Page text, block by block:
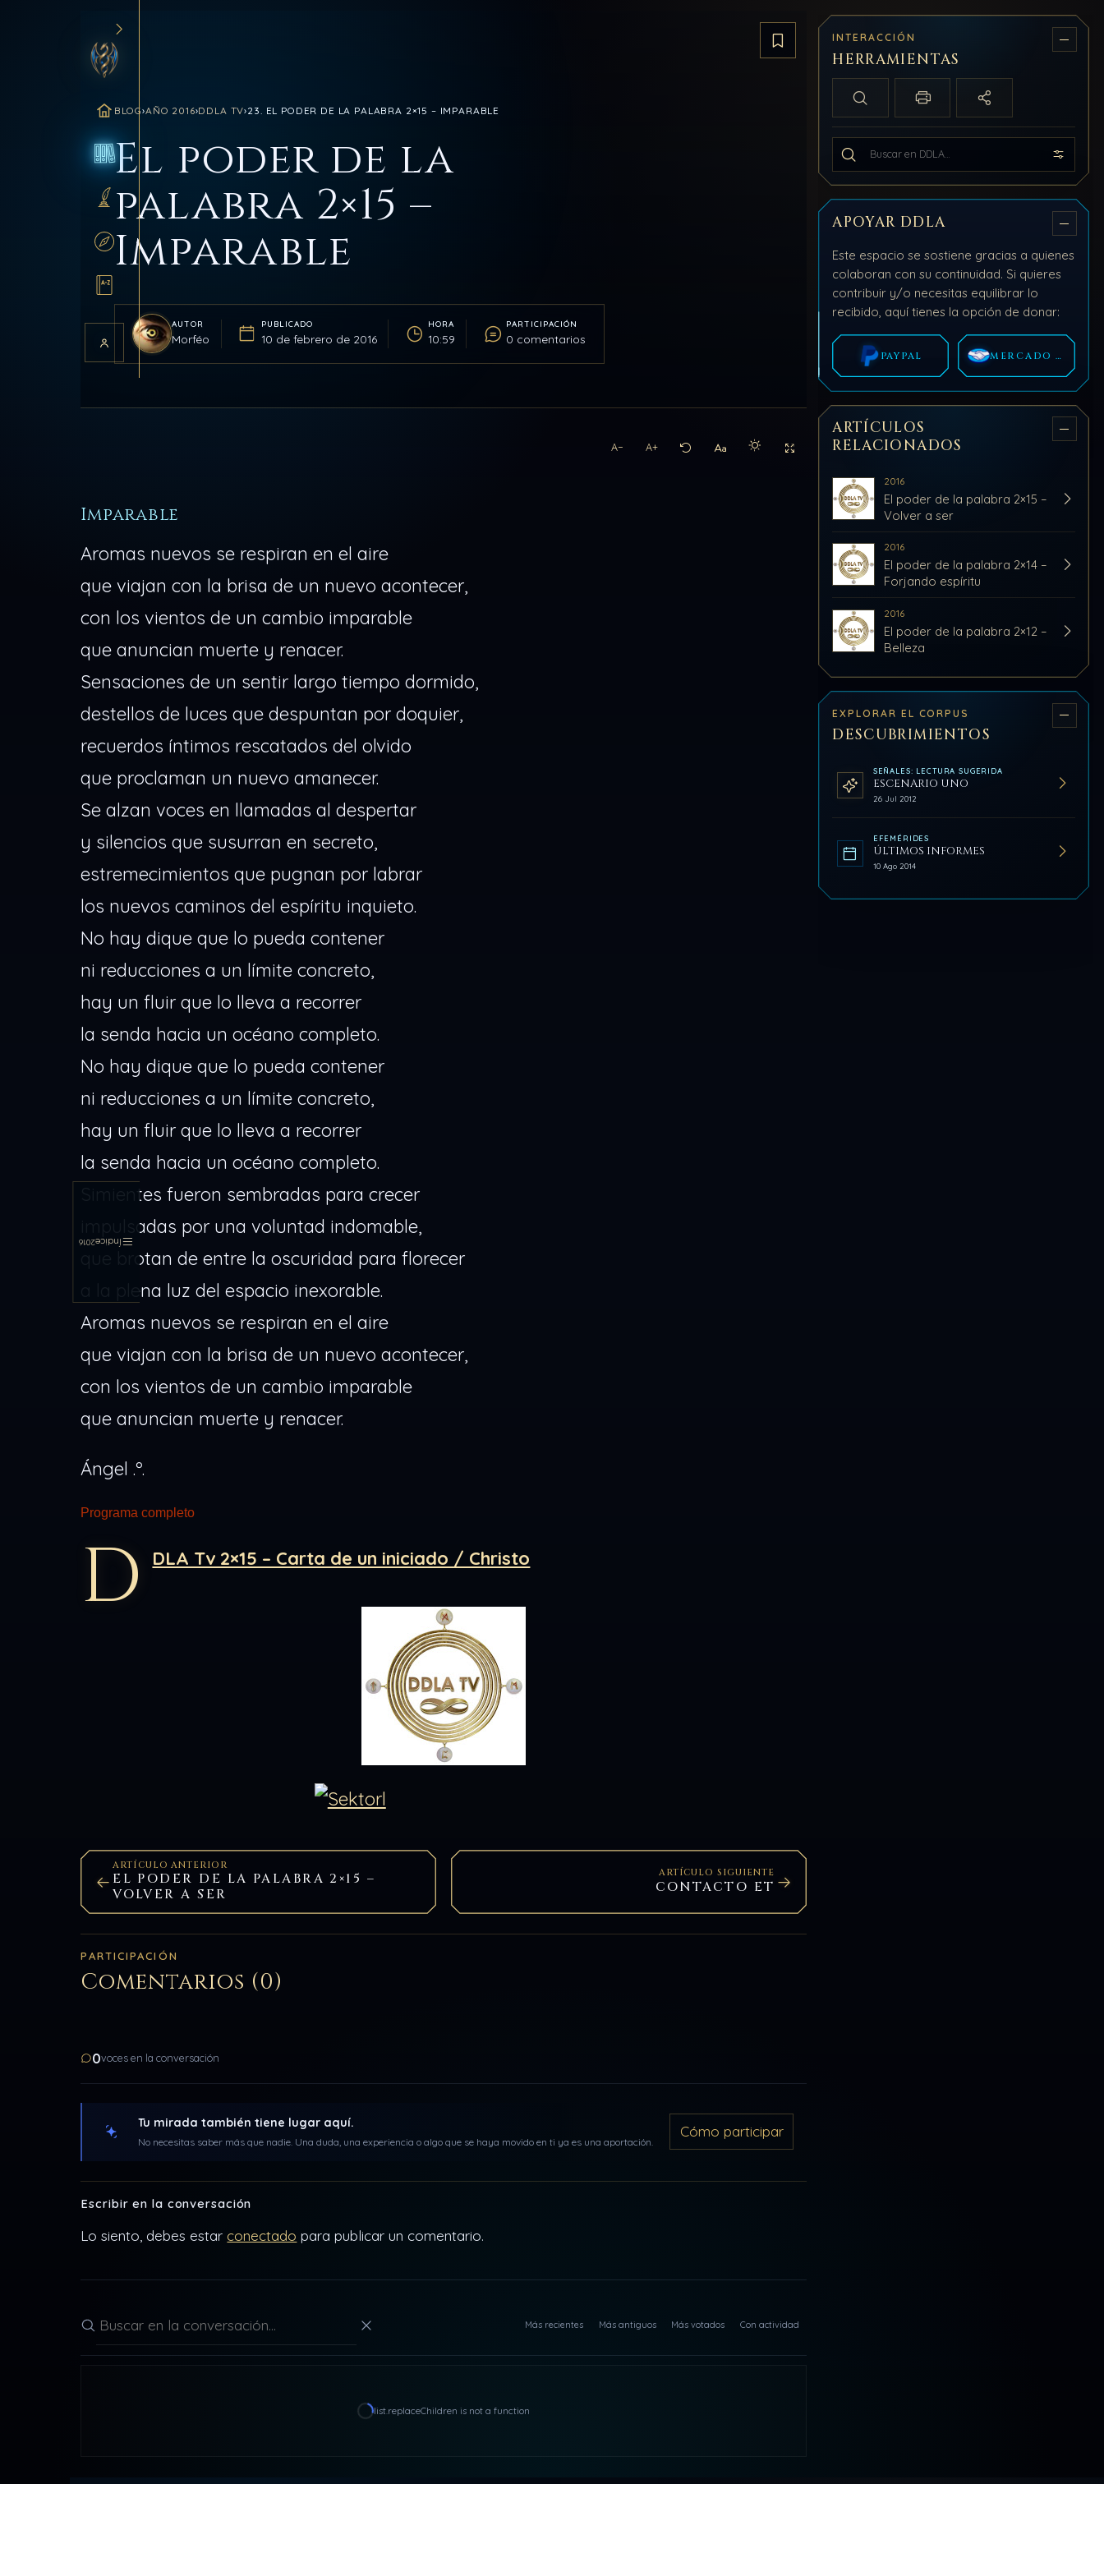
INICIO
BLOG
SANCTUM
RUTAS
GLOSARIO
Índice
2016
Guardar artículo
BLOG›AÑO 2016›DDLA TV›23. EL PODER DE LA PALABRA 2×15 – IMPARABLE
El poder de la
palabra 2×15 –
Imparable
AUTOR
Morféo
PUBLICADO
10 de febrero de 2016
HORA
10:59
PARTICIPACIÓN
0 comentarios
A− A+
Activar modo claro de lectura
Sin distracciones
Imparable
Aromas nuevos se respiran en el aire
que viajan con la brisa de un nuevo acontecer,
con los vientos de un cambio imparable
que anuncian muerte y renacer.
Sensaciones de un sentir largo tiempo dormido,
destellos de luces que despuntan por doquier,
recuerdos íntimos rescatados del olvido
que proclaman un nuevo amanecer.
Se alzan voces en llamadas al despertar
y silencios que susurran en secreto,
estremecimientos que pugnan por labrar
los nuevos caminos del espíritu inquieto.
No hay dique que lo pueda contener
ni reducciones a un límite concreto,
hay un fluir que lo lleva a recorrer
la senda hacia un océano completo.
No hay dique que lo pueda contener
ni reducciones a un límite concreto,
hay un fluir que lo lleva a recorrer
la senda hacia un océano completo.
Simientes fueron sembradas para crecer
impulsadas por una voluntad indomable,
que brotan de entre la oscuridad para florecer
a la plena luz del espacio inexorable.
Aromas nuevos se respiran en el aire
que viajan con la brisa de un nuevo acontecer,
con los vientos de un cambio imparable
que anuncian muerte y renacer.
Ángel .º.
Programa completo
D DLA Tv 2×15 – Carta de un iniciado / Christo
ARTÍCULO ANTERIOR
EL PODER DE LA PALABRA 2×15 –
VOLVER A SER
ARTÍCULO SIGUIENTE
CONTACTO ET
PARTICIPACIÓN
Comentarios (0)
0voces en la conversación
Tu mirada también tiene lugar aquí.
No necesitas saber más que nadie. Una duda, una experiencia o algo que se haya movido en ti ya es una aportación.
Cómo participar
Escribir en la conversación
Lo siento, debes estar conectado para publicar un comentario.
Buscar en la conversación
Más recientes Más antiguos Más votados Con actividad
list.replaceChildren is not a function
INTERACCIÓN
HERRAMIENTAS
Búsqueda localImprimir / PDFCompartir
Buscar en todo DDLA
APOYAR DDLA
Este espacio se sostiene gracias a quienes
colaboran con su continuidad. Si quieres
contribuir y/o necesitas equilibrar lo
recibido, aquí tienes la opción de donar:
PAYPAL MERCADO PAGO
ARTÍCULOS
RELACIONADOS
2016
El poder de la palabra 2×15 –
Volver a ser
2016
El poder de la palabra 2×14 –
Forjando espíritu
2016
El poder de la palabra 2×12 –
Belleza
EXPLORAR EL CORPUS
DESCUBRIMIENTOS
SEÑALES: LECTURA SUGERIDA
ESCENARIO UNO
26 Jul 2012
EFEMÉRIDES
ÚLTIMOS INFORMES
10 Ago 2014